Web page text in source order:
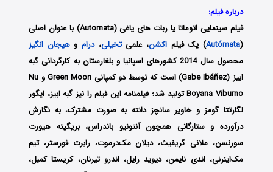
درباره فیلم:
فیلم سینمایی اتوماتا یا ربات های یاغی (Automata) با عنوان اصلی
(
Autómata) یک فیلماکشن، علمیتخیلی،دراموهیجان انگیز
محصول سال 2014 کشورهای اسپانیا و بلغارستان به کارگردانی گبه
ابیز (Gabe Ibáñez) است که توسط دو کمپانی Green Moon و Nu
Boyana Viburno تولید شد؛ فیلمنامه این فیلم را نیز گبه ابیز، ایگور
لگارتتا گومز و خاویر سانچز دانته به صورت مشترک، به نگارش
درآورده و ستارگانی همچون آنتونیو باندراس، بریگیته هیورت
سورنسن، ملانی گریفیث، دیلان مک‌درموت، رابرت فورستر، تیم
مک‌اینرنی، اندی نایمن، دیوید رایل، اندرو تیرنان، کریستا کمبل،